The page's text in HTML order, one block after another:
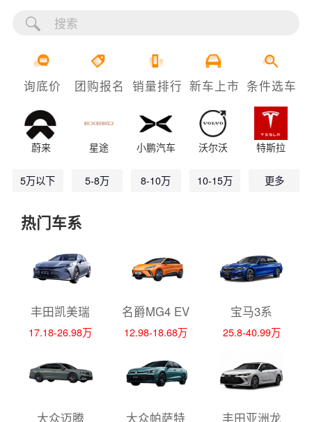
询底价 团购报名 销量排行 新车上市 条件选车
蔚来 星途 小鹏汽车 沃尔沃 特斯拉
5万以下 5-8万 8-10万 10-15万 更多
热门车系
丰田凯美瑞
17.18-26.98万
名爵MG4 EV
12.98-18.68万
宝马3系
25.8-40.99万
大众迈腾 大众帕萨特 丰田亚洲龙